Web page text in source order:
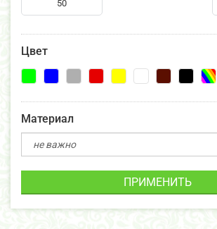
Цвет
Материал
ПРИМЕНИТЬ